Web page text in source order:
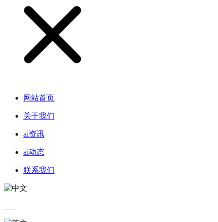
网站首页
关于我们
ai资讯
ai动态
联系我们